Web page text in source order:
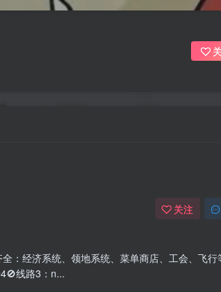
关注
：经济系统、领地系统、菜单商店、工会、飞行
线路3：n...